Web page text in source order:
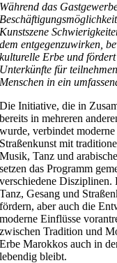
Während das
Kunstszene
dem entgegenzuwirken,
kulturelle Erbe und
Unterkünfte für
Menschen in ein
Die Initiative, die in
bereits in mehreren
wurde, verbindet
Straßenkunst mit
Musik, Tanz und
setzen das Programm
verschiedene Disziplinen.
Tanz, Gesang und
fördern, aber auch die
moderne Einflüsse
zwischen Tradition und
Erbe Marokkos auch in
lebendig bleibt.